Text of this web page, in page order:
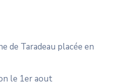
de Taradeau placée en
le 1er aout